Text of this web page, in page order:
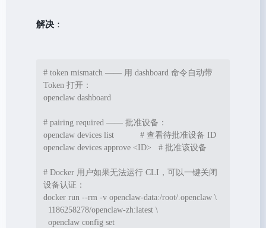
解决 ：
# token mismatch —— 用 dashboard 命令自动带
Token 打开：
openclaw dashboard
# pairing required —— 批准设备：
openclaw devices list # 查看待批准设备 ID
openclaw devices approve <ID> # 批准该设备
# Docker 用户如果无法运行 CLI，可以一键关闭
设备认证：
docker run --rm -v openclaw-data:/root/.openclaw \
  openclaw config
set